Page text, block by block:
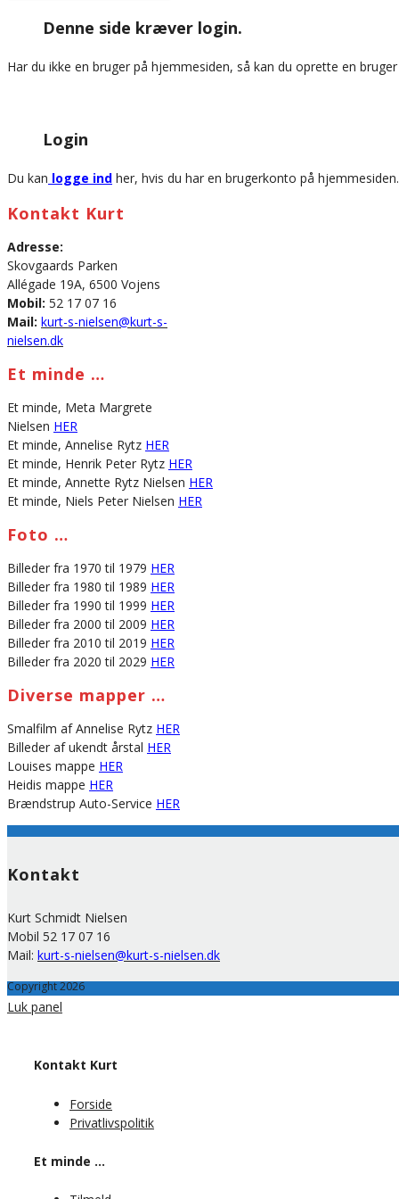
websiteDenne side kræver login.
Har du ikke en bruger på hjemmesiden, så kan du oprette en
Login
Du kan logge ind her, hvis du har en brugerkonto på hjemmesiden.
Kontakt Kurt
Adresse:
Skovgaards Parken
Allégade 19A, 6500 Vojens
Mobil: 52 17 07 16
Mail: kurt-s-nielsen@kurt-s-
nielsen.dk
Et minde …
Et minde, Meta Margrete
Nielsen HER
Et minde, Annelise Rytz HER
Et minde, Henrik Peter Rytz HER
Et minde, Annette Rytz Nielsen HER
Et minde, Niels Peter Nielsen HER
Foto …
Billeder fra 1970 til 1979 HER
Billeder fra 1980 til 1989 HER
Billeder fra 1990 til 1999 HER
Billeder fra 2000 til 2009 HER
Billeder fra 2010 til 2019 HER
Billeder fra 2020 til 2029 HER
Diverse mapper …
Smalfilm af Annelise Rytz HER
Billeder af ukendt årstal HER
Louises mappe HER
Heidis mappe HER
Brændstrup Auto-Service HER
Kontakt
Kurt Schmidt Nielsen
Mobil 52 17 07 16
Mail: kurt-s-nielsen@kurt-s-nielsen.dk
Copyright 2026
Luk panel
Kontakt Kurt
Forside
Privatlivspolitik
Et minde …